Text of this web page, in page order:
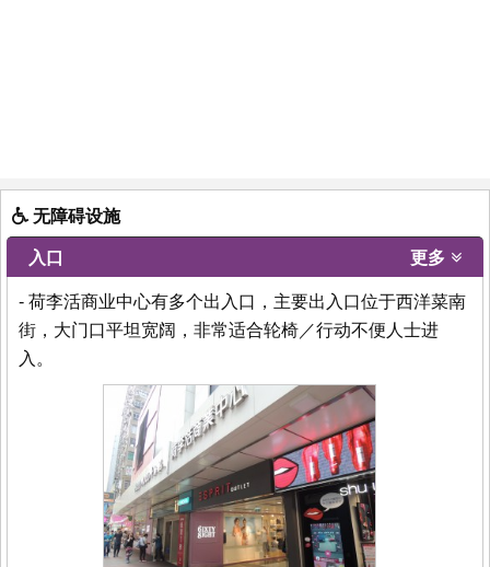
无障碍设施
入口 更多
- 荷李活商业中心有多个出入口，主要出入口位于西洋菜南
街，大门口平坦宽阔，非常适合轮椅／行动不便人士进
入。